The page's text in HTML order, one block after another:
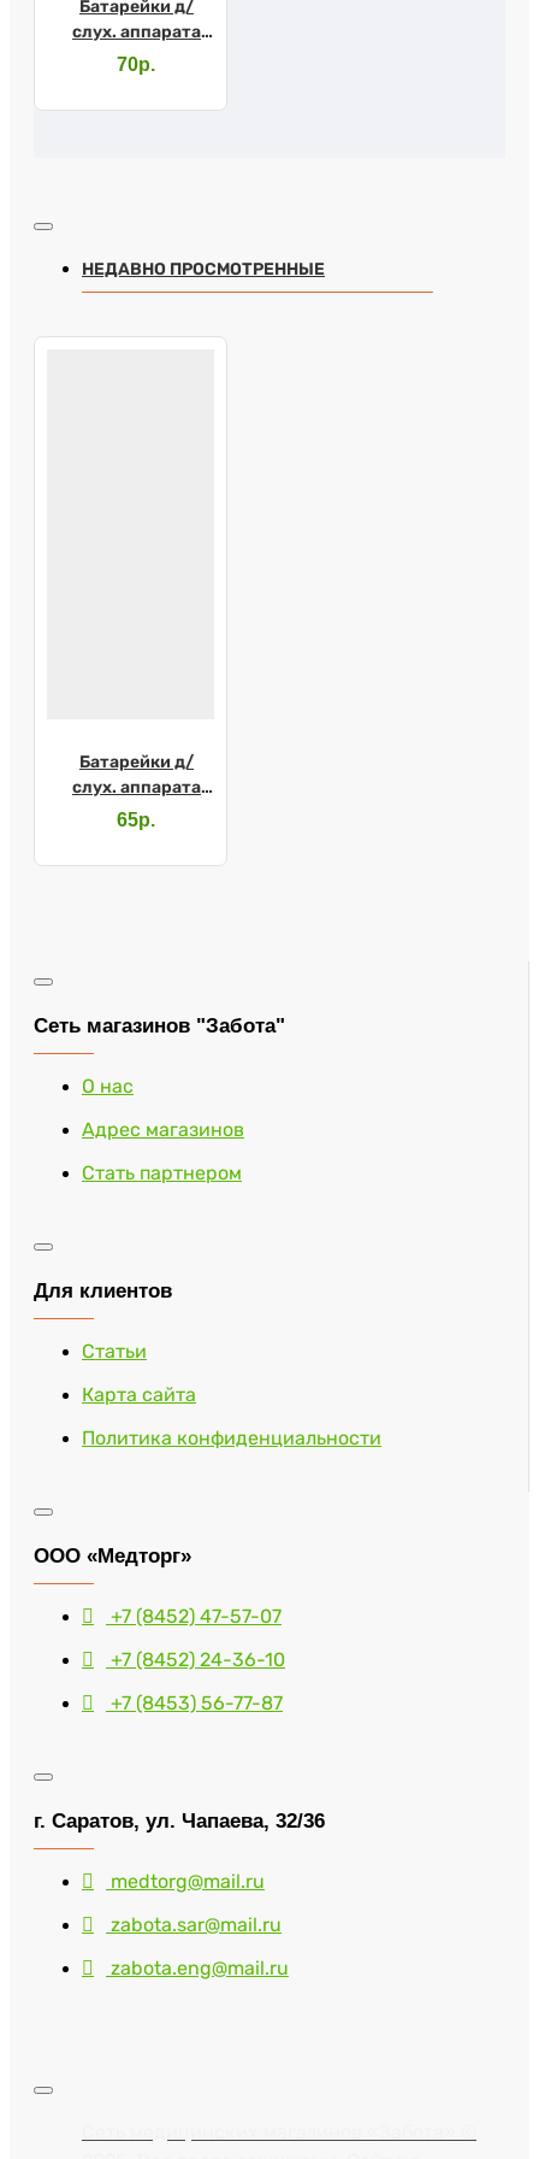
Батарейки д/
слух. аппарата
№13
70р.
НЕДАВНО ПРОСМОТРЕННЫЕ
Батарейки д/
слух. аппарата
№675
65р.
Сеть магазинов "Забота"
О нас
Адрес магазинов
Стать партнером
Для клиентов
Статьи
Карта сайта
Политика конфиденциальности
ООО «Медторг»
+7 (8452) 47-57-07
+7 (8452) 24-36-10
+7 (8453) 56-77-87
г. Саратов, ул. Чапаева, 32/36
medtorg@mail.ru
zabota.sar@mail.ru
zabota.eng@mail.ru